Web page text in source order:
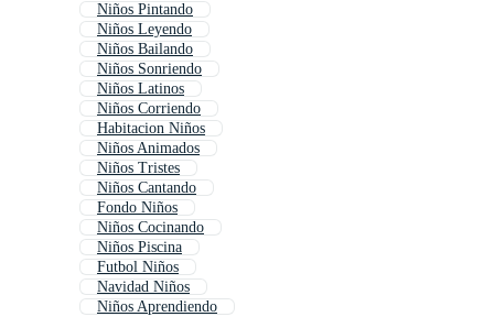
Niños Pintando
Niños Leyendo
Niños Bailando
Niños Sonriendo
Niños Latinos
Niños Corriendo
Habitacion Niños
Niños Animados
Niños Tristes
Niños Cantando
Fondo Niños
Niños Cocinando
Niños Piscina
Futbol Niños
Navidad Niños
Niños Aprendiendo